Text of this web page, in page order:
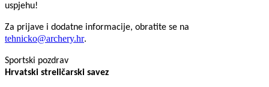
uspjehu!
Za prijave i dodatne informacije, obratite se na
tehnicko@archery.hr.
Sportski pozdrav
Hrvatski streličarski savez